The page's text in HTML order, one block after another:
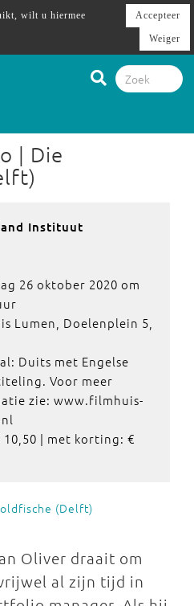
| Die
Instituut
26 oktober 2020 om
Lumen, Doelenplein 5,
Duits met Engelse
Voor meer
zie: www.filmhuis-
10,50 | met korting: €
Oliver draait om
al zijn tijd in
wilt u hiermee
Accepteer
Weiger